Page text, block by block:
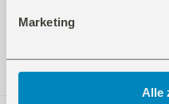
Marketing
Alle